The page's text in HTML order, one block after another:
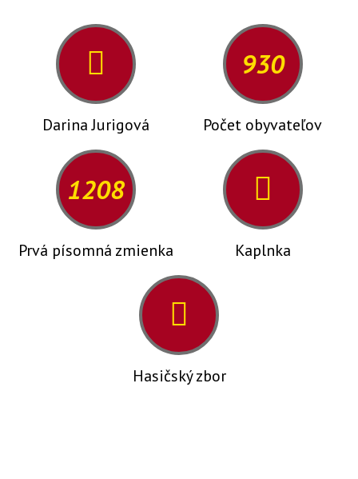
Darina Jurigová
930
Počet obyvateľov
1208
Prvá písomná zmienka Kaplnka
Hasičský zbor